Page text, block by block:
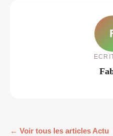
← Voir tous les articles Actu